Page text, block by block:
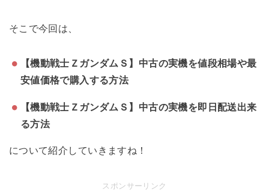
そこで今回は、
【機動戦士ＺガンダムＳ】中古の実機を値段相場や最
安値価格で購入する方法
【機動戦士ＺガンダムＳ】中古の実機を即日配送出来
る方法
について紹介していきますね！
スポンサーリンク